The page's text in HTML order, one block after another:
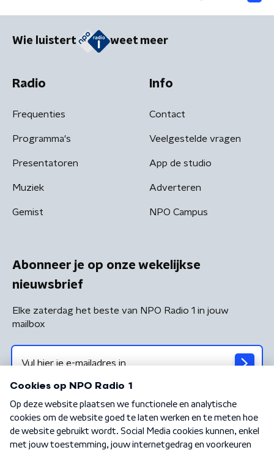
Wie luistert weet meer
Radio
Frequenties
Programma's
Presentatoren
Muziek
Gemist
Info
Contact
Veelgestelde vragen
App de studio
Adverteren
NPO Campus
Abonneer je op onze wekelijkse
nieuwsbrief
Elke zaterdag het beste van NPO Radio 1 in jouw
mailbox
Algemene voorwaarden